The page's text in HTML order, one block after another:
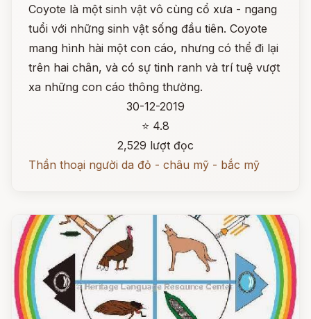
Coyote là một sinh vật vô cùng cổ xưa - ngang
tuổi với những sinh vật sống đầu tiên. Coyote
mang hình hài một con cáo, nhưng có thể đi lại
trên hai chân, và có sự tinh ranh và trí tuệ vượt
xa những con cáo thông thường.
30-12-2019
⭐ 4.8
2,529 lượt đọc
Thần thoại người da đỏ - châu mỹ - bắc mỹ